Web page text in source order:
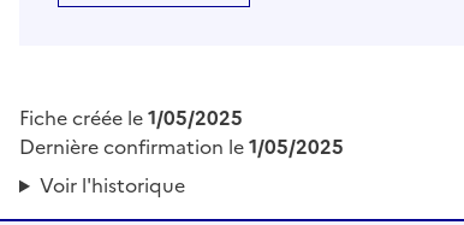
Fiche créée le1/05/2025
Dernière confirmation le1/05/2025
Voir l'historique